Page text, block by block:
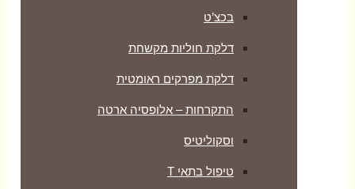
בכצ’ט
דלקת חוליות מקשחת
דלקת מפרקים ראומטית
התקרחות – אלופסיה ארטה
וסקוליטיס
טיפול בתאי T